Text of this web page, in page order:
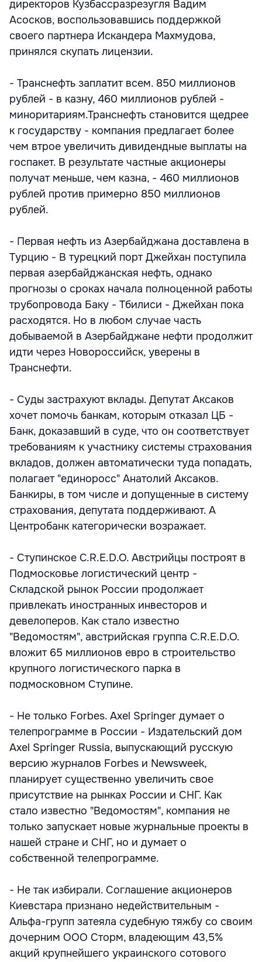
директоров Кузбассразрезугля Вадим
Асосков, воспользовавшись поддержкой
своего партнера Искандера Махмудова,
принялся скупать лицензии.
- Транснефть заплатит всем. 850 миллионов
рублей - в казну, 460 миллионов рублей -
миноритариям.Транснефть становится щедрее
к государству - компания предлагает более
чем втрое увеличить дивидендные выплаты на
госпакет. В результате частные акционеры
получат меньше, чем казна, - 460 миллионов
рублей против примерно 850 миллионов
рублей.
- Первая нефть из Азербайджана доставлена в
Турцию - В турецкий порт Джейхан поступила
первая азербайджанская нефть, однако
прогнозы о сроках начала полноценной работы
трубопровода Баку - Тбилиси - Джейхан пока
расходятся. Но в любом случае часть
добываемой в Азербайджане нефти продолжит
идти через Новороссийск, уверены в
Транснефти.
- Суды застрахуют вклады. Депутат Аксаков
хочет помочь банкам, которым отказал ЦБ -
Банк, доказавший в суде, что он соответствует
требованиям к участнику системы страхования
вкладов, должен автоматически туда попадать,
полагает "единоросс" Анатолий Аксаков.
Банкиры, в том числе и допущенные в систему
страхования, депутата поддерживают. А
Центробанк категорически возражает.
- Ступинское C.R.E.D.O. Австрийцы построят в
Подмосковье логистический центр -
Складской рынок России продолжает
привлекать иностранных инвесторов и
девелоперов. Как стало известно
"Ведомостям", австрийская группа C.R.E.D.O.
вложит 65 миллионов евро в строительство
крупного логистического парка в
подмосковном Ступине.
- Не только Forbes. Axel Springer думает о
телепрограмме в России - Издательский дом
Axel Springer Russia, выпускающий русскую
версию журналов Forbes и Newsweek,
планирует существенно увеличить свое
присутствие на рынках России и СНГ. Как
стало известно "Ведомостям", компания не
только запускает новые журнальные проекты в
нашей стране и СНГ, но и думает о
собственной телепрограмме.
- Не так избирали. Соглашение акционеров
Киевстара признано недействительным -
Альфа-групп затеяла судебную тяжбу со своим
дочерним ООО Сторм, владеющим 43,5%
акций крупнейшего украинского сотового